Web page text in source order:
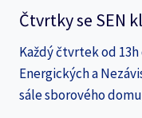
Čtvrtky se SEN
Každý čtvrtek od
Energických a
sále sborového